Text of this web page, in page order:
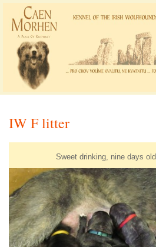
IW F litter
Sweet drinking, nine days